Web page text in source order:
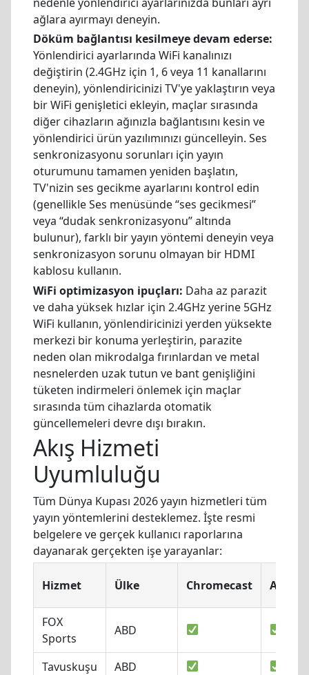
ağlara ayırmayı deneyin.
Döküm bağlantısı kesilmeye devam ederse:
Yönlendirici ayarlarında WiFi kanalınızı
değiştirin (2.4GHz için 1, 6 veya 11 kanallarını
deneyin), yönlendiricinizi TV'ye yaklaştırın veya
bir WiFi genişletici ekleyin, maçlar sırasında
diğer cihazların ağınızla bağlantısını kesin ve
yönlendirici ürün yazılımınızı güncelleyin. Ses
senkronizasyonu sorunları için yayın
oturumunu tamamen yeniden başlatın,
TV'nizin ses gecikme ayarlarını kontrol edin
(genellikle Ses menüsünde “ses gecikmesi”
veya “dudak senkronizasyonu” altında
bulunur), farklı bir yayın yöntemi deneyin veya
senkronizasyon sorunu olmayan bir HDMI
kablosu kullanın.
WiFi optimizasyon ipuçları: Daha az parazit
ve daha yüksek hızlar için 2.4GHz yerine 5GHz
WiFi kullanın, yönlendiricinizi yerden yüksekte
merkezi bir konuma yerleştirin, parazite
neden olan mikrodalga fırınlardan ve metal
nesnelerden uzak tutun ve bant genişliğini
tüketen indirmeleri önlemek için maçlar
sırasında tüm cihazlarda otomatik
güncellemeleri devre dışı bırakın.
Akış Hizmeti
Uyumluluğu
Tüm Dünya Kupası 2026 yayın hizmetleri tüm
yayın yöntemlerini desteklemez. İşte resmi
belgelere ve gerçek kullanıcı raporlarına
dayanarak gerçekten işe yarayanlar:
Hizmet Ülke Chromecast AirPlay
FOX
Sports
ABD
Tavuskuşu
ABD